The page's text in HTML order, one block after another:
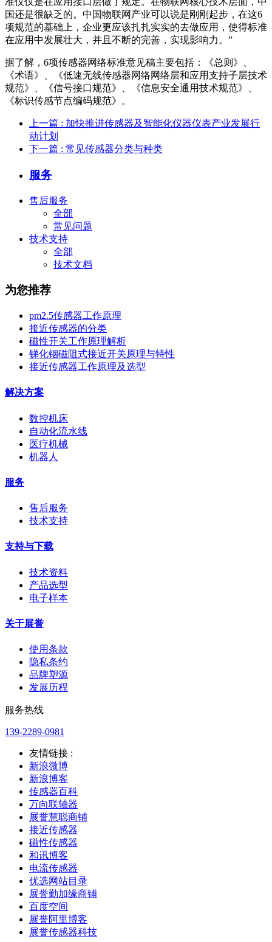
国还是很缺乏的。中国物联网产业可以说是刚刚起步，在这6
项规范的基础上，企业更应该扎扎实实的去做应用，使得标准
在应用中发展壮大，并且不断的完善，实现影响力。”
据了解，6项传感器网络标准意见稿主要包括：《总则》、
《术语》、《低速无线传感器网络网络层和应用支持子层技术
规范》、《信号接口规范》、《信息安全通用技术规范》、
《标识传感节点编码规范》。
上一篇 : 加快推进传感器及智能化仪器仪表产业发展行
动计划
下一篇 : 常见传感器分类与种类
服务
售后服务
全部
常见问题
技术支持
全部
技术文档
为您推荐
pm2.5传感器工作原理
接近传感器的分类
磁性开关工作原理解析
锑化铟磁阻式接近开关原理与特性
接近传感器工作原理及选型
解决方案
数控机床
自动化流水线
医疗机械
机器人
服务
售后服务
技术支持
支持与下载
技术资料
产品选型
电子样本
关于展誉
使用条款
隐私条约
品牌塑源
发展历程
服务热线
139-2289-0981
友情链接 :
新浪微博
新浪博客
传感器百科
万向联轴器
展誉慧聪商铺
接近传感器
磁性传感器
和讯博客
电流传感器
优选网站目录
展誉勤加缘商铺
百度空间
展誉阿里博客
展誉传感器科技